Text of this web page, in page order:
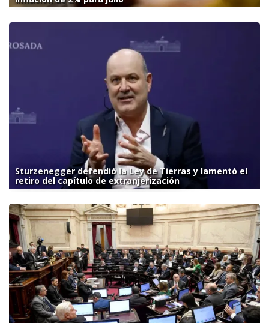
Sturzenegger defendió la Ley de Tierras y lamentó el
retiro del capítulo de extranjerización